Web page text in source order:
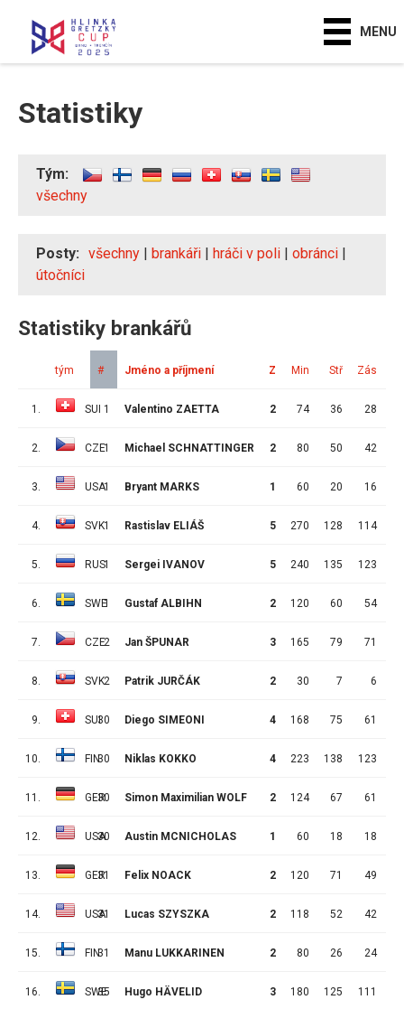
MENU
Statistiky
Tým:
všechny
Posty: všechny | brankáři | hráči v poli | obránci |
útočníci
Statistiky brankářů
tým # Jméno a příjmení Z Min Stř Zás
1. SUI 1 Valentino ZAETTA 2 74 36 28
2. CZE1 Michael SCHNATTINGER 2 80 50 42
3. USA1 Bryant MARKS 1 60 20 16
4. SVK1 Rastislav ELIÁŠ 5 270 128 114
5. RUS1 Sergei IVANOV 5 240 135 123
6. SWE1 Gustaf ALBIHN 2 120 60 54
7. CZE2 Jan ŠPUNAR 3 165 79 71
8. SVK2 Patrik JURČÁK 2 30 7 6
9. SUI30 Diego SIMEONI 4 168 75 61
10. FIN30 Niklas KOKKO 4 223 138 123
11. GER
30 Simon Maximilian WOLF 2 124 67 61
12. USA
30 Austin MCNICHOLAS 1 60 18 18
13. GER
31 Felix NOACK 2 120 71 49
14. USA
31 Lucas SZYSZKA 2 118 52 42
15. FIN31 Manu LUKKARINEN 2 80 26 24
16. SWE
35 Hugo HÄVELID 3 180 125 111